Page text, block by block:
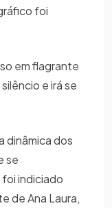
foi
em flagrante
e irá se
dinâmica dos
se
indiciado
de Ana Laura,